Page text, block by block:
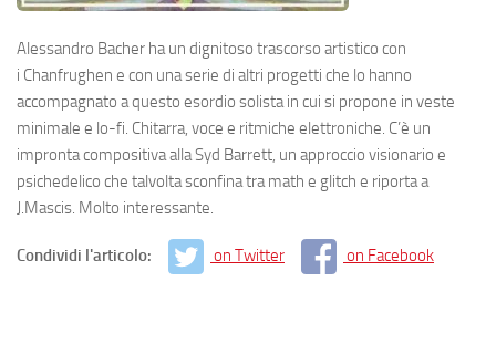
Alessandro Bacher ha un dignitoso trascorso artistico con
i Chanfrughen e con una serie di altri progetti che lo hanno
accompagnato a questo esordio solista in cui si propone in veste
minimale e lo-fi. Chitarra, voce e ritmiche elettroniche. C’è un
impronta compositiva alla Syd Barrett, un approccio visionario e
psichedelico che talvolta sconfina tra math e glitch e riporta a
J.Mascis. Molto interessante.
Condividi l'articolo: on Twitter on Facebook